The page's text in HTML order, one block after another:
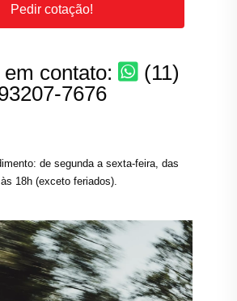
Pedir cotação!
contato:
(11)
7676
de segunda a sexta-feira, das
18h (exceto feriados).